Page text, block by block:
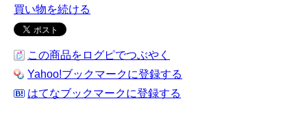
買い物を続ける
この商品をログピでつぶやく
Yahoo!ブックマークに登録する
はてなブックマークに登録する